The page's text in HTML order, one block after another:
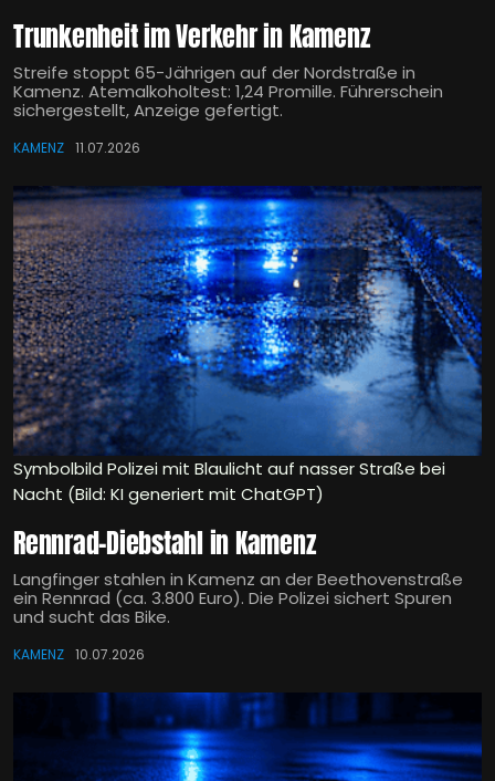
Trunkenheit im Verkehr in Kamenz
Streife stoppt 65-Jährigen auf der Nordstraße in
Kamenz. Atemalkoholtest: 1,24 Promille. Führerschein
sichergestellt, Anzeige gefertigt.
KAMENZ 11.07.2026
Symbolbild Polizei mit Blaulicht auf nasser Straße bei
Nacht (Bild: KI generiert mit ChatGPT)
Rennrad-Diebstahl in Kamenz
Langfinger stahlen in Kamenz an der Beethovenstraße
ein Rennrad (ca. 3.800 Euro). Die Polizei sichert Spuren
und sucht das Bike.
KAMENZ 10.07.2026